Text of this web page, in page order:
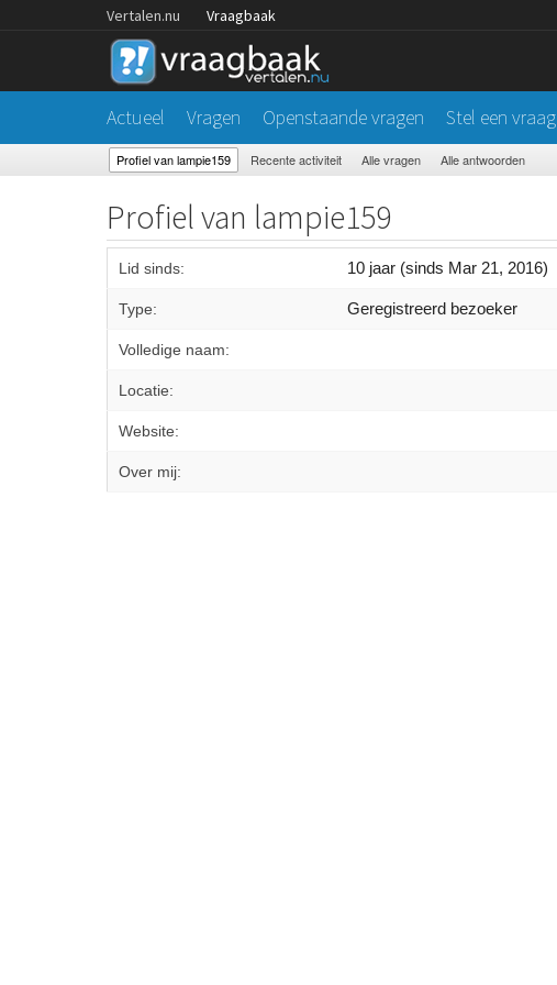
Vertalen.nu Vraagbaak
Actueel Vragen Openstaande vragen Stel een vraag
Profiel van lampie159 Recente activiteit Alle vragen Alle antwoorden
Profiel van lampie159
Lid sinds: 10 jaar (sinds Mar 21, 2016)
Type: Geregistreerd bezoeker
Volledige naam:
Locatie:
Website:
Over mij: